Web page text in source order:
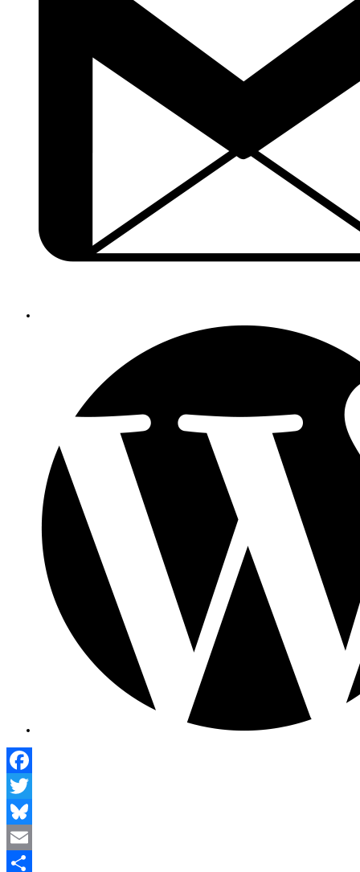
Facebook
Twitter
Bluesky
Email